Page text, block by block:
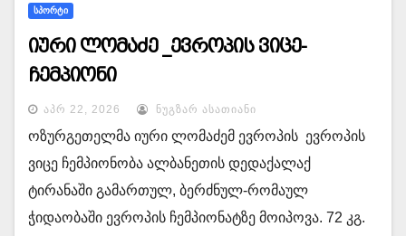
ᲡᲞᲝᲠᲢᲘ
იური ლომაძე _ევროპის ვიცე-
ჩემპიონი
ᲐᲞᲠ 22, 2026 ᲜᲣᲒᲖᲐᲠ ᲐᲡᲐᲗᲘᲐᲜᲘ
ოზურგეთელმა იური ლომაძემ ევროპის ევროპის
ვიცე ჩემპიონობა ალბანეთის დედაქალაქ
ტირანაში გამართულ, ბერძნულ-რომაულ
ჭიდაობაში ევროპის ჩემპიონატზე მოიპოვა. 72 კგ.